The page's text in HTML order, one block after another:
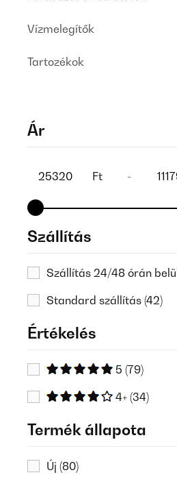
Vízmelegítők
Tartozékok
Ár
Ft -
Szállítás
Szállítás 24/48 órán belül
Standard szállítás (42)
Értékelés
5 (79)
4+ (34)
Termék állapota
Új (80)